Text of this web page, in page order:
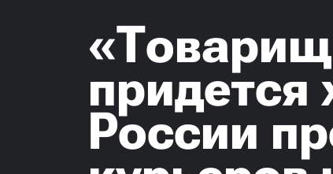
придется
России